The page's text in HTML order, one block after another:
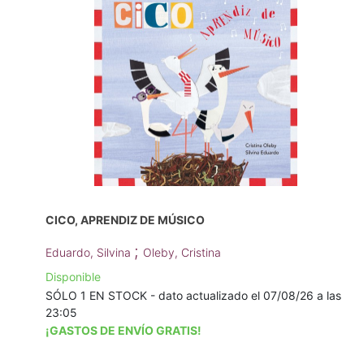
CICO, APRENDIZ DE MÚSICO
Eduardo, Silvina ; Oleby, Cristina
Disponible
SÓLO 1 EN STOCK - dato actualizado el 07/08/26 a las
23:05
¡GASTOS DE ENVÍO GRATIS!